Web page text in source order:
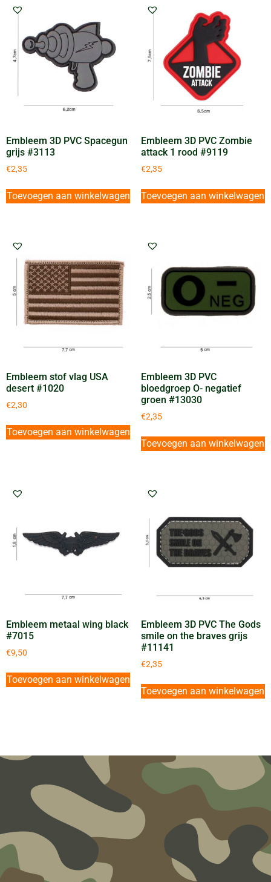
Embleem 3D PVC Spacegun
grijs #3113
€2,35
Toevoegen aan winkelwagen
Embleem 3D PVC Zombie
attack 1 rood #9119
€2,35
Toevoegen aan winkelwagen
Embleem stof vlag USA
desert #1020
€2,30
Toevoegen aan winkelwagen
Embleem 3D PVC
bloedgroep O- negatief
groen #13030
€2,35
Toevoegen aan winkelwagen
Embleem metaal wing black
#7015
€9,50
Toevoegen aan winkelwagen
Embleem 3D PVC The Gods
smile on the braves grijs
#11141
€2,35
Toevoegen aan winkelwagen